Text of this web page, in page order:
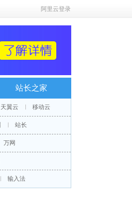
阿里云登录
站长之家
天翼云 移动云
站长
万网
输入法